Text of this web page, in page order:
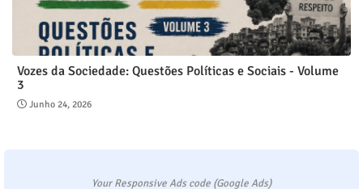
Vozes da Sociedade: Questões Políticas e Sociais - Volume
3
Junho 24, 2026
Your Responsive Ads code (Google Ads)